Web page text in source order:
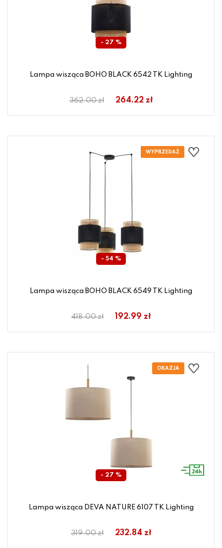
- 27 %
Lampa wisząca BOHO BLACK 6542 TK Lighting
362.00 zł 264.22 zł
- 54 %
Lampa wisząca BOHO BLACK 6549 TK Lighting
418.00 zł 192.99 zł
- 27 %
Lampa wisząca DEVA NATURE 6107 TK Lighting
319.00 zł 232.84 zł